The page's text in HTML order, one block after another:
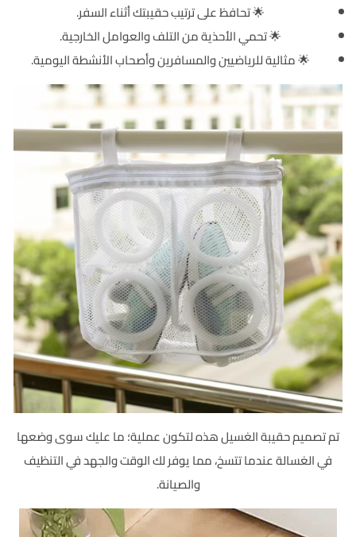
🌟 تحافظ على ترتيب حقيبتك أثناء السفر.
🌟 تحمي الأحذية من التلف والعوامل الخارجية.
🌟 مثالية للرياضيين والمسافرين وأصحاب الأنشطة اليومية.
تم تصميم حقيبة الغسيل هذه لتكون عملية؛ ما عليك سوى وضعها
في الغسالة عندما تتسخ، مما يوفر لك الوقت والجهد في التنظيف
والصيانة.